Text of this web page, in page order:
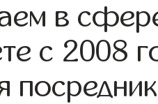
в
с 2008